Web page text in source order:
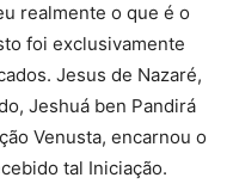
realmente o que é o
foi exclusivamente
Jesus de Nazaré,
Jeshuá ben Pandirá
Venusta, encarnou o
tal Iniciação.